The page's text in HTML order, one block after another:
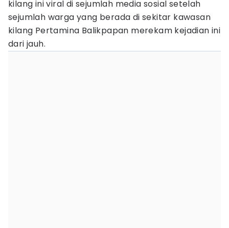
kilang ini viral di sejumlah media sosial setelah
sejumlah warga yang berada di sekitar kawasan
kilang Pertamina Balikpapan merekam kejadian ini
dari jauh.